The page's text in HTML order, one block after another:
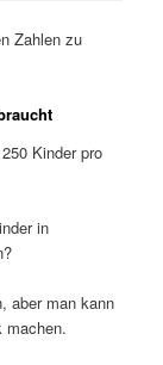
Zahlen zu
Kinder pro
in
aber man kann
machen.